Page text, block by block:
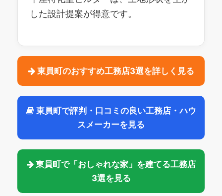
した設計提案が得意です。
東員町のおすすめ工務店3選を詳しく見る
東員町で評判・口コミの良い工務店・ハウ
スメーカーを見る
東員町で「おしゃれな家」を建てる工務店
3選を見る